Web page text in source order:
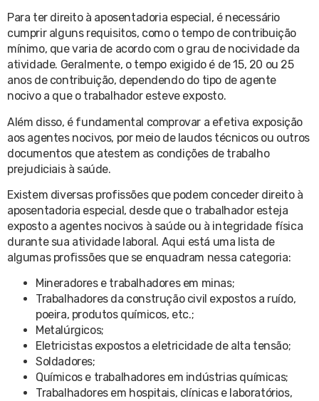
Para ter direito à aposentadoria especial, é necessário
cumprir alguns requisitos, como o tempo de contribuição
mínimo, que varia de acordo com o grau de nocividade da
atividade. Geralmente, o tempo exigido é de 15, 20 ou 25
anos de contribuição, dependendo do tipo de agente
nocivo a que o trabalhador esteve exposto.
Além disso, é fundamental comprovar a efetiva exposição
aos agentes nocivos, por meio de laudos técnicos ou outros
documentos que atestem as condições de trabalho
prejudiciais à saúde.
Existem diversas profissões que podem conceder direito à
aposentadoria especial, desde que o trabalhador esteja
exposto a agentes nocivos à saúde ou à integridade física
durante sua atividade laboral. Aqui está uma lista de
algumas profissões que se enquadram nessa categoria:
Mineradores e trabalhadores em minas;
Trabalhadores da construção civil expostos a ruído,
poeira, produtos químicos, etc.;
Metalúrgicos;
Eletricistas expostos a eletricidade de alta tensão;
Soldadores;
Químicos e trabalhadores em indústrias químicas;
Trabalhadores em hospitais, clínicas e laboratórios,